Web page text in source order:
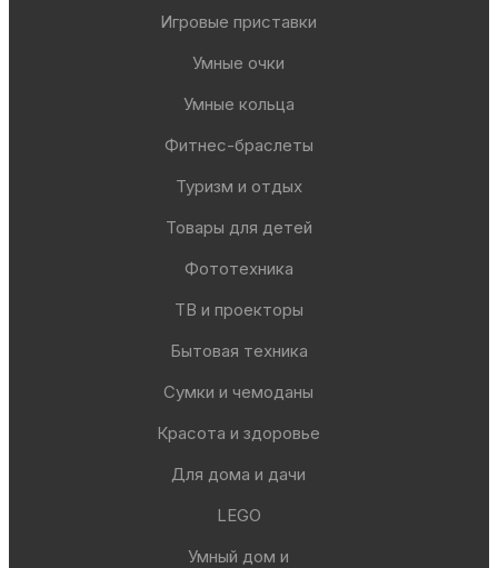
Игровые приставки
Умные очки
Умные кольца
Фитнес-браслеты
Туризм и отдых
Товары для детей
Фототехника
ТВ и проекторы
Бытовая техника
Сумки и чемоданы
Красота и здоровье
Для дома и дачи
LEGO
Умный дом и